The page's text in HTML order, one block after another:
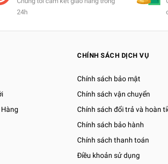
24h
CHÍNH SÁCH DỊCH VỤ
Chính sách bảo mật
Chính sách vận chuyển
Chính sách đổi trả và hoàn
Chính sách bảo hành
Chính sách thanh toán
Điều khoản sử dụng